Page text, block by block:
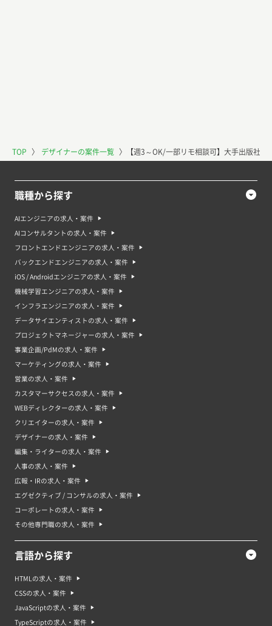
TOP 〉 デザイナーの案件一覧 〉 【週3～OK/一部リモ相談可】大手出版社
職種から探す
AIエンジニアの求人・案件
AIコンサルタントの求人・案件
フロントエンドエンジニアの求人・案件
バックエンドエンジニアの求人・案件
iOS / Androidエンジニアの求人・案件
機械学習エンジニアの求人・案件
インフラエンジニアの求人・案件
データサイエンティストの求人・案件
プロジェクトマネージャーの求人・案件
事業企画/PdMの求人・案件
マーケティングの求人・案件
営業の求人・案件
カスタマーサクセスの求人・案件
WEBディレクターの求人・案件
クリエイターの求人・案件
デザイナーの求人・案件
編集・ライターの求人・案件
人事の求人・案件
広報・IRの求人・案件
エグゼクティブ / コンサルの求人・案件
コーポレートの求人・案件
その他専門職の求人・案件
言語から探す
HTMLの求人・案件
CSSの求人・案件
JavaScriptの求人・案件
TypeScriptの求人・案件